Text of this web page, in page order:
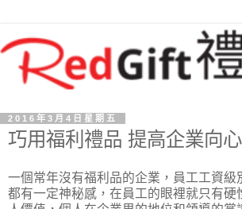
2016年3月4日星期五
巧用福利禮品 提高企業向
一個常年沒有福利品的企業，員工工資級
都有一定神秘感，在員工的眼裡就只有硬